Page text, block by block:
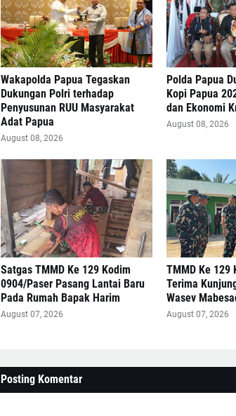
Wakapolda Papua Tegaskan
Dukungan Polri terhadap
Penyusunan RUU Masyarakat
Adat Papua
August 08, 2026
Polda Papua
Kopi Papua
dan Ekonomi
August 08, 2026
Satgas TMMD Ke 129 Kodim
0904/Paser Pasang Lantai Baru
Pada Rumah Bapak Harim
August 07, 2026
TMMD Ke 129
Terima
Wasev
August 07, 2026
Posting Komentar